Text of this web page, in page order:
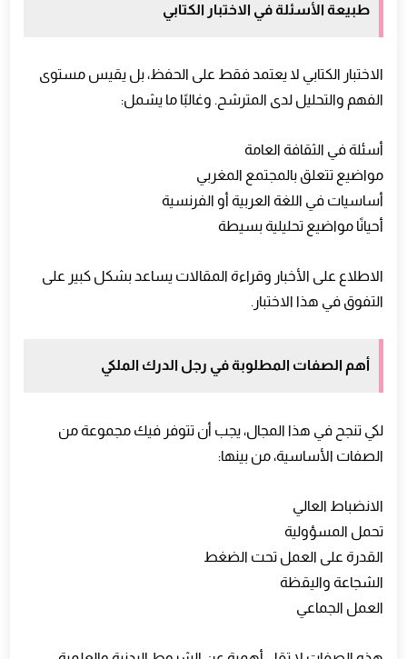
طبيعة الأسئلة في الاختبار الكتابي
الاختبار الكتابي لا يعتمد فقط على الحفظ، بل يقيس مستوى
الفهم والتحليل لدى المترشح. وغالبًا ما يشمل:
أسئلة في الثقافة العامة
مواضيع تتعلق بالمجتمع المغربي
أساسيات في اللغة العربية أو الفرنسية
أحيانًا مواضيع تحليلية بسيطة
الاطلاع على الأخبار وقراءة المقالات يساعد بشكل كبير على
التفوق في هذا الاختبار.
أهم الصفات المطلوبة في رجل الدرك الملكي
لكي تنجح في هذا المجال، يجب أن تتوفر فيك مجموعة من
الصفات الأساسية، من بينها:
الانضباط العالي
تحمل المسؤولية
القدرة على العمل تحت الضغط
الشجاعة واليقظة
العمل الجماعي